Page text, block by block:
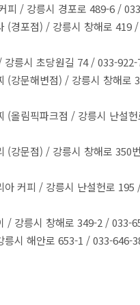
피 / 강릉시 경포로 489-6 /
(경포점) / 강릉시 창해로 419
릉시 초당원길 74 / 033-922-
(강문해변점) / 강릉시 창해로
(올림픽파크점 / 강릉시 난설헌
(강문점) / 강릉시 창해로 350
아 커피 / 강릉시 난설헌로 195
/ 강릉시 창해로 349-2 / 033-
시 해안로 653-1 / 033-646-